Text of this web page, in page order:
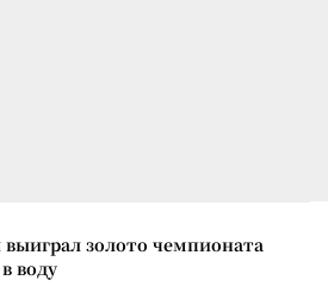
золото чемпионата
воду